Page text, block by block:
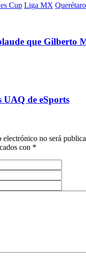
Cup Liga MX Querétaro
que Gilberto
UAQ de eSports
no será
con *